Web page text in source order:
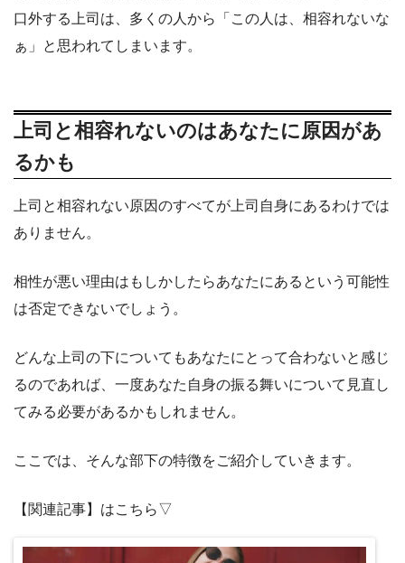
口外する上司は、多くの人から「この人は、相容れないな
ぁ」と思われてしまいます。
上司と相容れないのはあなたに原因があ
るかも
上司と相容れない原因のすべてが上司自身にあるわけでは
ありません。
相性が悪い理由はもしかしたらあなたにあるという可能性
は否定できないでしょう。
どんな上司の下についてもあなたにとって合わないと感じ
るのであれば、一度あなた自身の振る舞いについて見直し
てみる必要があるかもしれません。
ここでは、そんな部下の特徴をご紹介していきます。
【関連記事】はこちら▽